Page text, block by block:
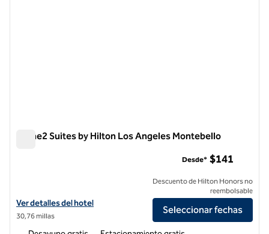
Home2 Suites by Hilton Los Angeles Montebello
Ver detalles del hotel Home2 Suites by Hilton Los Angeles
Ver detalles del hotel
30,76 millas
Desde* $141
Descuento de Hilton Honors no
reembolsable
Seleccionar fechas